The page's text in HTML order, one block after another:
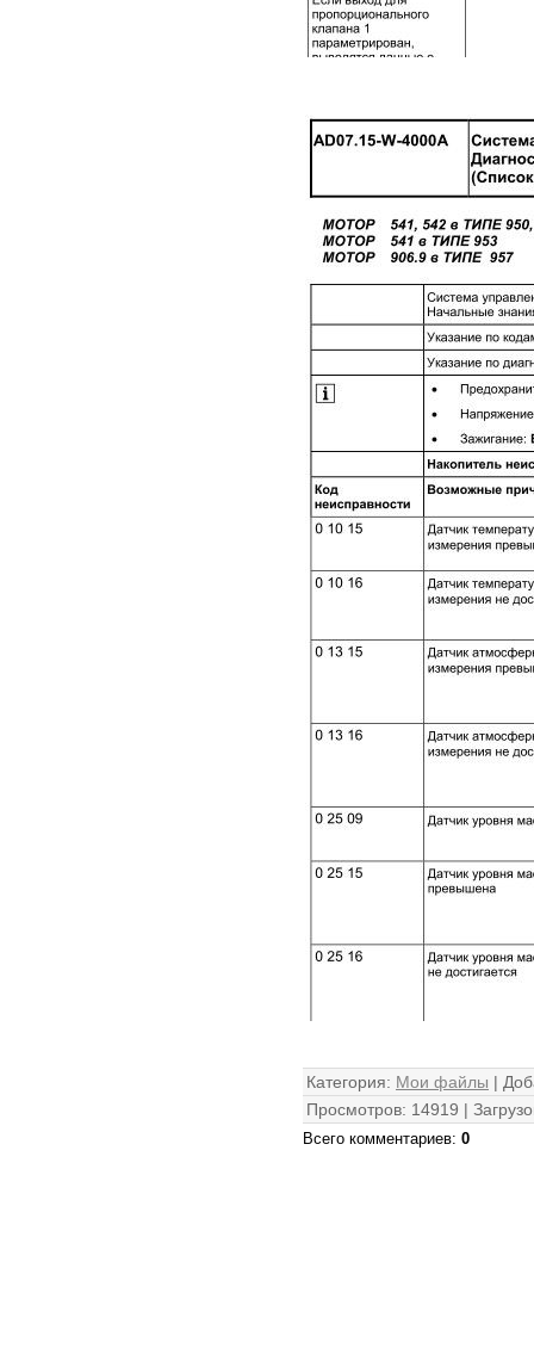
Категория: Мои файлы |
Просмотров: 14919 |
Всего комментариев: 0